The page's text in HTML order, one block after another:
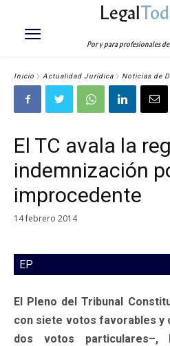
Legal
Por y para profesionales
Inicio Actualidad Jurídica Noticias de
El TC avala la
indemnización
improcedente
14 febrero 2014
EP
El Pleno del Tribunal
con siete votos favorables y
dos votos